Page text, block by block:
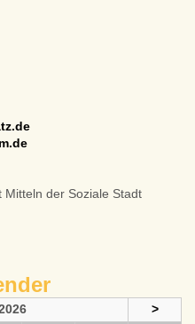
der Soziale Stadt
>